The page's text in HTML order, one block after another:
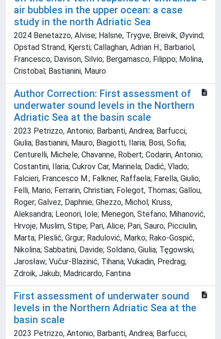
air bubbles in the upper ocean: a case
study in the north Adriatic Sea
2024 Benetazzo, Alvise; Halsne, Trygve; Breivik, Øyvind;
Opstad Strand, Kjersti; Callaghan, Adrian H.; Barbariol,
Francesco; Davison, Silvio; Bergamasco, Filippo; Molina,
Cristobal; Bastianini, Mauro
Author Correction: First assessment of
underwater sound levels in the Northern
Adriatic Sea at the basin scale
2023 Petrizzo, Antonio; Barbanti, Andrea; Barfucci,
Giulia; Bastianini, Mauro; Biagiotti, Ilaria; Bosi, Sofia;
Centurelli, Michele; Chavanne, Robert; Codarin, Antonio;
Costantini, Ilaria; Cukrov Car, Marinela; Dadić, Vlado;
Falcieri, Francesco M.; Falkner, Raffaela; Farella, Giulio;
Felli, Mario; Ferrarin, Christian; Folegot, Thomas; Gallou,
Roger; Galvez, Daphnie; Ghezzo, Michol; Kruss,
Aleksandra; Leonori, Iole; Menegon, Stefano; Mihanović,
Hrvoje; Muslim, Stipe; Pari, Alice; Pari, Sauro; Picciulin,
Marta; Pleslić, Grgur; Radulović, Marko; Rako-Gospić,
Nikolina; Sabbatini, Davide; Soldano, Giulia; Tęgowski,
Jarosław; Vučur-Blazinić, Tihana; Vukadin, Predrag;
Zdroik, Jakub; Madricardo, Fantina
First assessment of underwater sound
levels in the Northern Adriatic Sea at the
basin scale
2023 Petrizzo, Antonio; Barbanti, Andrea; Barfucci,